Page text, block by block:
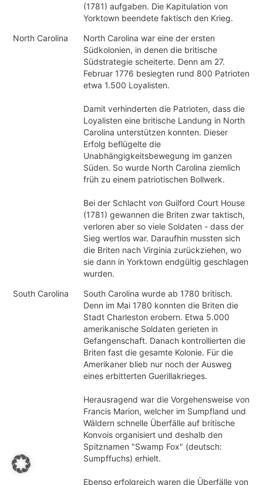
(1781) aufgaben. Die Kapitulation von
Yorktown beendete faktisch den Krieg.
North Carolina
North Carolina war eine der ersten
Südkolonien, in denen die britische
Südstrategie scheiterte. Denn am 27.
Februar 1776 besiegten rund 800 Patrioten
etwa 1.500 Loyalisten.
Damit verhinderten die Patrioten, dass die
Loyalisten eine britische Landung in North
Carolina unterstützen konnten. Dieser
Erfolg beflügelte die
Unabhängigkeitsbewegung im ganzen
Süden. So wurde North Carolina ziemlich
früh zu einem patriotischen Bollwerk.
Bei der Schlacht von Guilford Court House
(1781) gewannen die Briten zwar taktisch,
verloren aber so viele Soldaten - dass der
Sieg wertlos war. Daraufhin mussten sich
die Briten nach Virginia zurückziehen, wo
sie dann in Yorktown endgültig geschlagen
wurden.
South Carolina
South Carolina wurde ab 1780 britisch.
Denn im Mai 1780 konnten die Briten die
Stadt Charleston erobern. Etwa 5.000
amerikanische Soldaten gerieten in
Gefangenschaft. Danach kontrollierten die
Briten fast die gesamte Kolonie. Für die
Amerikaner blieb nur noch der Ausweg
eines erbitterten Guerillakrieges.
Herausragend war die Vorgehensweise von
Francis Marion, welcher im Sumpfland und
Wäldern schnelle Überfälle auf britische
Konvois organisiert und deshalb den
Spitznamen "Swamp Fox" (deutsch:
Sumpffuchs) erhielt.
Ebenso erfolgreich waren die Überfälle von